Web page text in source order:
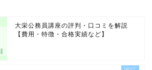
大栄公務員講座の評判・口コミを解説
【費用・特徴・合格実績など】